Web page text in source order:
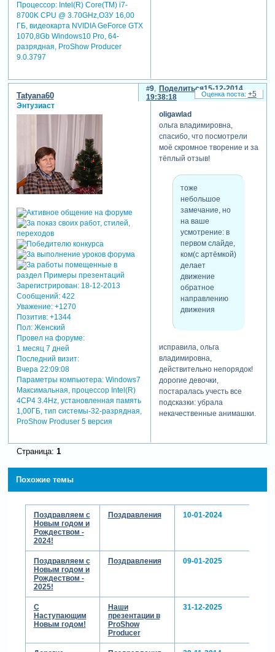
Процессор: Intel(R) Core(TM) i7-
8700K CPU @ 3.70GHz,ОЗУ 16,00
ГБ, видеокарта NVIDIA GeForce GTX
1070,8Gb Windows10 Pro, 64-
разрядная, ProShow Producer
9.0.3797
Поделиться
9
15-12-2014
19:38:18
Tatyana60
Энтузиаст
Зарегистрирован: 18-12-2013
Сообщений:422
Уважение: +1270
Позитив: +1344
Пол:Женский
Провел на форуме:
1 месяц 7 дней
Последний визит:
Вчера 22:09:08
Параметры компьютера:Windows7
Максимальная, процессор Intel(R)
4CP4 3.4Hz, установленная память
1,00ГБ, тип системы-32-разрядная,
ProShow Produser 5 версия
oligawlad
ольга владимировна,
спасибо, что посмотрели
моё скромное творение и за
тёплый отзыв!
тоже
небольшое
замечание, но
на ваше
усмотрение: в
первом слайде,
ком(с артёмкой)
делает
движение
обратное
направлению
движения
исправила, ольга
владимировна,
действительно непорядок!
дорогие девочки,
постаралась учесть все
подсказки: убрала
некачественные анимашки,
несколько элементов в
столкнулась с такой
моргающую снежинку,
большого размера -
лерочкины ёлочки оставила
подсказки и замечания!
+5
Страница: 1
Похожие темы
Поздравляем с
Новым годом и
Рождеством -
2024!
Поздравления 10-01-2024
Поздравляем с
Новым годом и
Рождеством -
2025!
Поздравления 09-01-2025
С
Наступающим
Новым годом!
Наши
презентации в
ProShow
Producer
31-12-2025